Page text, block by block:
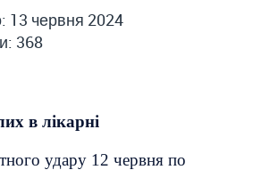
13 червня 2024
368
в лікарні
удару 12 червня по